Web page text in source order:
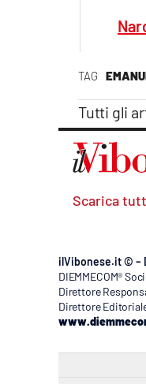
TAG
Tutti gli
Scarica
ilVibonese.it © –
DIEMMECOM®
Direttore
Direttore